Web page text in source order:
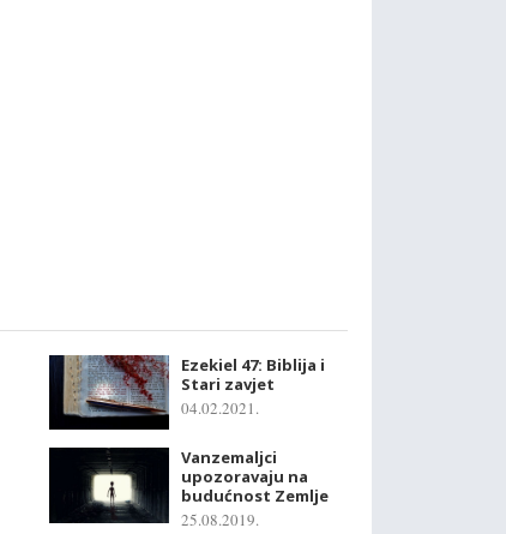
Ezekiel 47: Biblija i
Stari zavjet
04.02.2021.
Vanzemaljci
upozoravaju na
budućnost Zemlje
25.08.2019.